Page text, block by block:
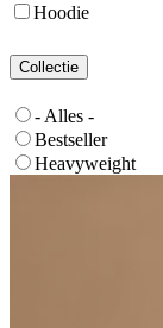
Hoodie
Collectie
- Alles -
Bestseller
Heavyweight